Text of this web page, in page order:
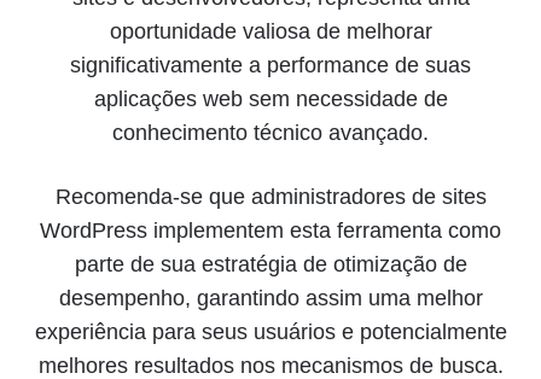
oportunidade valiosa de melhorar
significativamente a performance de suas
aplicações web sem necessidade de
conhecimento técnico avançado.
Recomenda-se que administradores de sites
WordPress implementem esta ferramenta como
parte de sua estratégia de otimização de
desempenho, garantindo assim uma melhor
experiência para seus usuários e potencialmente
melhores resultados nos mecanismos de busca.